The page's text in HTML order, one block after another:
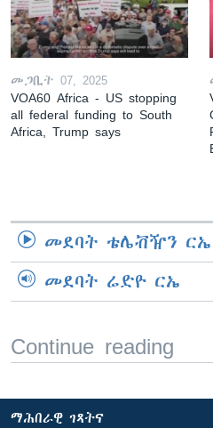
መጋቢት 07, 2025
VOA60 Africa - US stopping
all federal funding to South
Africa, Trump says
መደባት ቴሌቭዥን ርኤ
መደባት ሬድዮ ርኤ
Continue reading
ማሕበራዊ ገጻትና